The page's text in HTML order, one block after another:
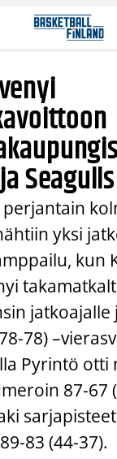
yksi
kun
jatkoajalle
78)
Pyrintö otti
87-67
83 (44-37).